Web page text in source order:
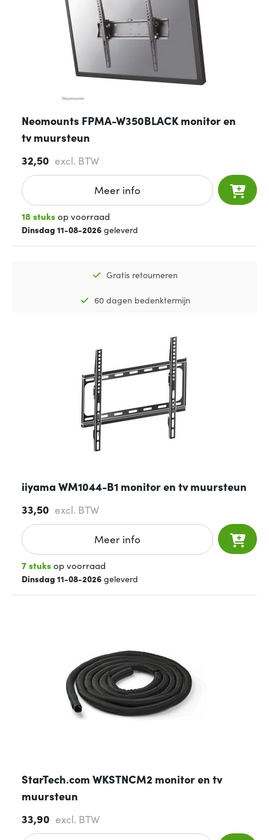
Neomounts FPMA-W350BLACK monitor en
tv muursteun
32,50 excl. BTW
Meer info
18 stuksop voorraad
Dinsdag 11-08-2026 geleverd
Gratis retourneren
60 dagen bedenktermijn
iiyama WM1044-B1 monitor en tv muursteun
33,50 excl. BTW
Meer info
7 stuksop voorraad
Dinsdag 11-08-2026 geleverd
StarTech.com WKSTNCM2 monitor en tv
muursteun
33,90 excl. BTW